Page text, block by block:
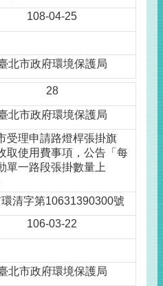
108-04-25
北市政府環境保護局
28
北市政府環境保護局
受理申請路燈桿張掛旗
取使用費事項，公告「每
單一路段張掛數量上
清字第10631390300號
106-03-22
北市政府環境保護局